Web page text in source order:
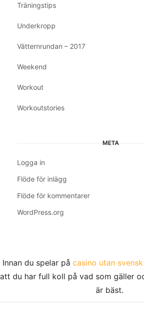
Träningstips
Underkropp
Vätternrundan – 2017
Weekend
Workout
Workoutstories
META
Logga in
Flöde för inlägg
Flöde för kommentarer
WordPress.org
Innan du spelar på casino utan
att du har full koll på vad som gäller
är bäst.